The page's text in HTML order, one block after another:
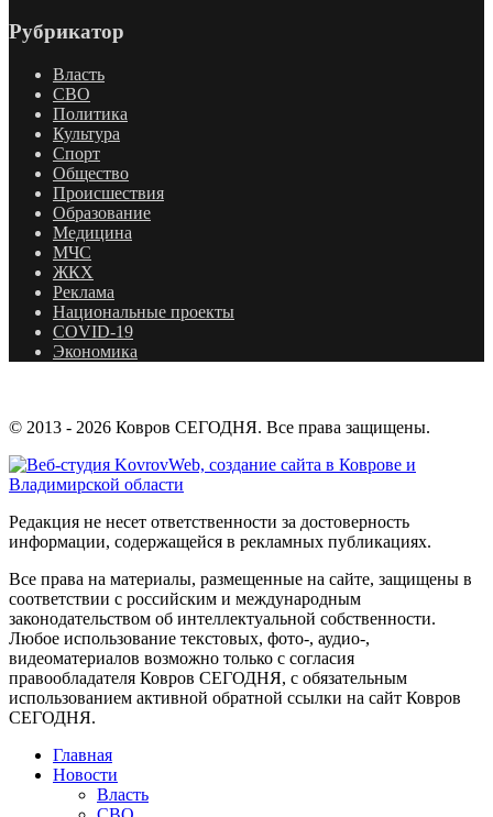
Рубрикатор
Власть
СВО
Политика
Культура
Спорт
Общество
Происшествия
Образование
Медицина
МЧС
ЖКХ
Реклама
Национальные проекты
COVID-19
Экономика
© 2013 - 2026 Ковров СЕГОДНЯ. Все права защищены.
Редакция не несет ответственности за достоверность
информации, содержащейся в рекламных публикациях.
Все права на материалы, размещенные на сайте, защищены в
соответствии с российским и международным
законодательством об интеллектуальной собственности.
Любое использование текстовых, фото-, аудио-,
видеоматериалов возможно только с согласия
правообладателя Ковров СЕГОДНЯ, с обязательным
использованием активной обратной ссылки на сайт Ковров
СЕГОДНЯ.
Главная
Новости
Власть